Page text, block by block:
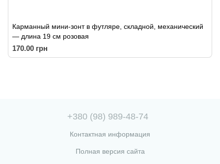
Карманный мини-зонт в футляре, складной, механический
— длина 19 см розовая
170.00 грн
+380 (98) 989-48-74
Контактная информация
Полная версия сайта